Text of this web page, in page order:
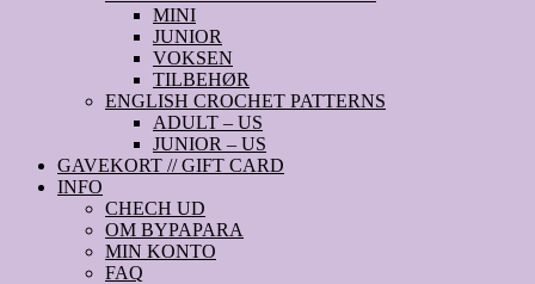
MINI
JUNIOR
VOKSEN
TILBEHØR
ENGLISH CROCHET PATTERNS
ADULT – US
JUNIOR – US
GAVEKORT // GIFT CARD
INFO
CHECH UD
OM BYPAPARA
MIN KONTO
FAQ